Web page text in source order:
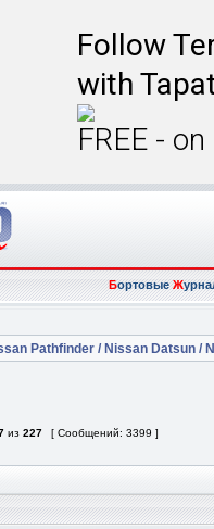
Follow
with
FREE -
БортовыеЖ
Pathfinder / Nissan Datsun /
из 227
[ Сообщений: 3399 ]